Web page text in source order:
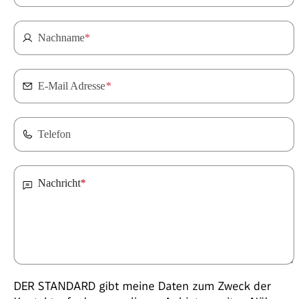
Nachname*
E-Mail Adresse*
Telefon
Nachricht*
DER STANDARD gibt meine Daten zum Zweck der